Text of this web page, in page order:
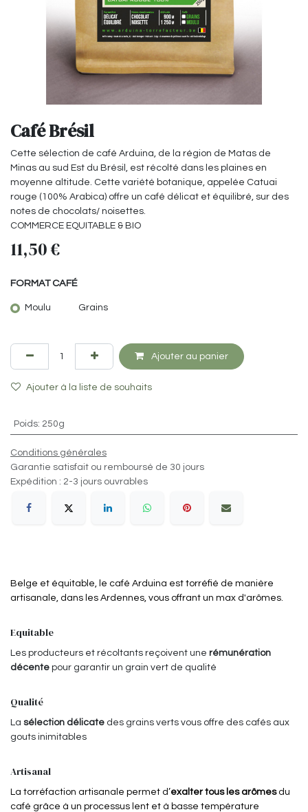
Café Brésil
Cette sélection de café Arduina, de la région de Matas de
Minas au sud Est du Brésil, est récolté dans les plaines en
moyenne altitude. Cette variété botanique, appelée Catuai
rouge (100% Arabica) offre un café délicat et équilibré, sur des
notes de chocolats/ noisettes.
COMMERCE EQUITABLE & BIO
11,50€
FORMAT CAFÉ
Moulu Grains
Ajouter au panier
Ajouter à la liste de souhaits
Poids: 250g
Conditions générales
Garantie satisfait ou remboursé de 30 jours
Expédition : 2-3 jours ouvrables
Belge et équitable, le café Arduina est torréfié de manière
artisanale, dans les Ardennes, vous offrant un max d'arômes.
Equitable
Les producteurs et récoltants reçoivent une rémunération
décente pour garantir un grain vert de qualité
Qualité
La sélection délicate des grains verts vous offre des cafés aux
gouts inimitables
Artisanal
La torréfaction artisanale permet d’exalter tous les arômesdu
café grâce à un processus lent et à basse température